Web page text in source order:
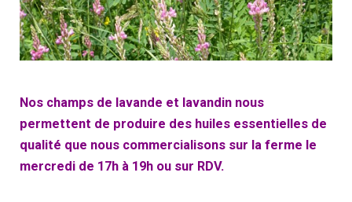
Nos champs de lavande et lavandin nous
permettent de produire des huiles essentielles de
qualité que nous commercialisons sur la ferme le
mercredi de 17h à 19h ou sur RDV.